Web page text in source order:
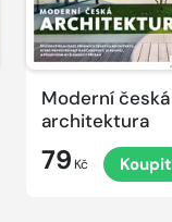
Moderní česká
architektura
79 Kč Koupit